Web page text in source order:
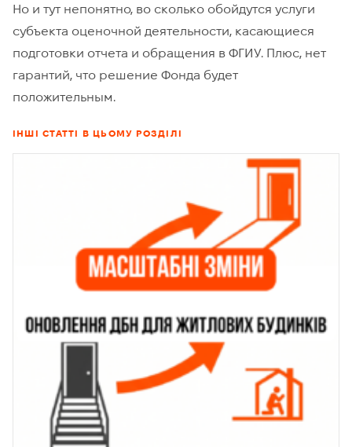
Но и тут непонятно, во сколько обойдутся услуги
субъекта оценочной деятельности, касающиеся
подготовки отчета и обращения в ФГИУ. Плюс, нет
гарантий, что решение Фонда будет
положительным.
ІНШІ СТАТТІ В ЦЬОМУ РОЗДІЛІ